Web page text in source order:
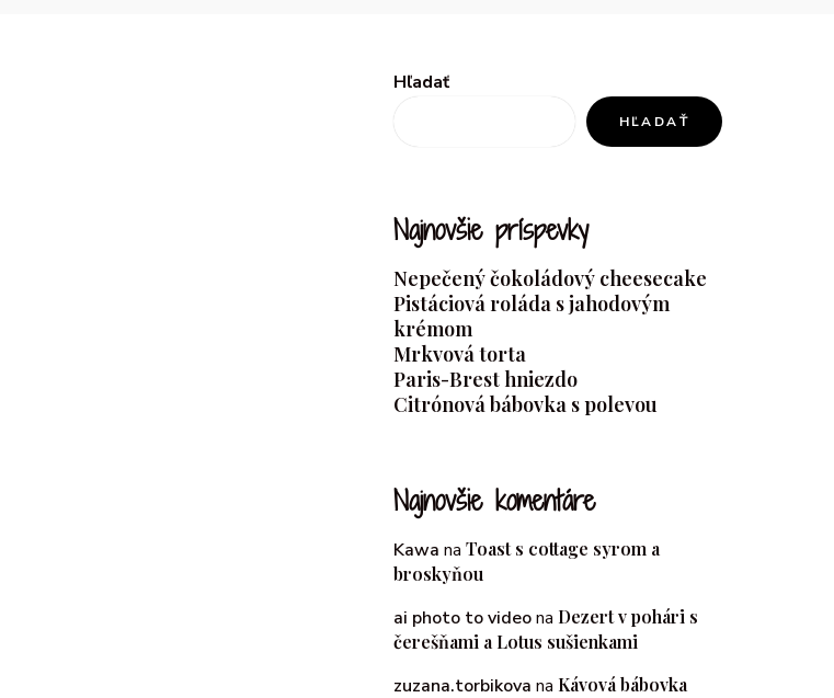
Hľadať
HĽADAŤ
Najnovšie príspevky
Nepečený čokoládový cheesecake
Pistáciová roláda s jahodovým
krémom
Mrkvová torta
Paris-Brest hniezdo
Citrónová bábovka s polevou
Najnovšie komentáre
Kawa na Toast s cottage syrom a
broskyňou
ai photo to videona Dezert v pohári s
čerešňami a Lotus sušienkami
zuzana.torbikova na Kávová bábovka